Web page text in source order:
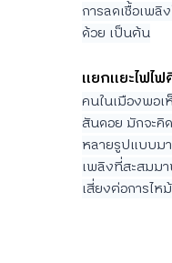
การลดเชื้อเพ
ด้วย เป็นต้น
แยกแยะไฟไ
คนในเมืองพอเ
สันดอย มักจะคิ
หลายรูปแบบม
เพลิงที่สะสมม
เสี่ยงต่อการไห